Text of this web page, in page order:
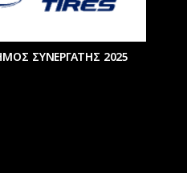
ΣΥΝΕΡΓΑΤΗΣ 2025